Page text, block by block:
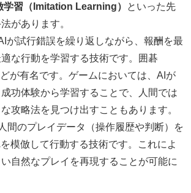
学習（Imitation Learning）
といった先
があります。
が試行錯誤を繰り返しながら、報酬を最
な行動を学習する技術です。囲碁
が有名です。ゲームにおいては、AIが
功体験から学習することで、人間では
攻略法を見つけ出すこともあります。
間のプレイデータ（操作履歴や判断）を
模倣して行動する技術です。これによ
自然なプレイを再現することが可能に